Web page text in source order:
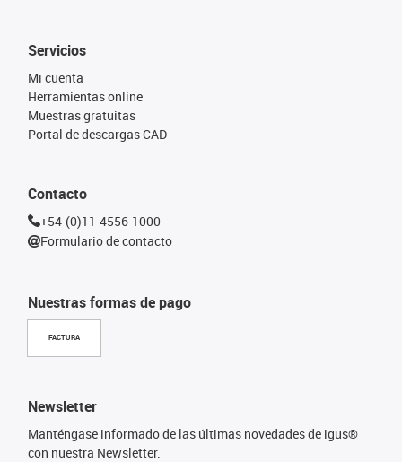
Nuestras formas de pago
FACTURA
Servicios
Mi cuenta
Herramientas online
Muestras gratuitas
Portal de descargas CAD
Contacto
+54-(0)11-4556-1000
Formulario de contacto
Newsletter
Manténgase informado de las últimas novedades de igus®
con nuestra Newsletter.